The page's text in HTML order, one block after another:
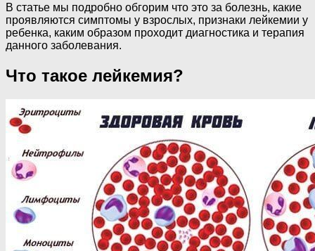
В статье мы подробно обгорим что это за болезнь, какие
проявляются симптомы у взрослых, признаки лейкемии у
ребенка, каким образом проходит диагностика и терапия
данного заболевания.
Что такое лейкемия?